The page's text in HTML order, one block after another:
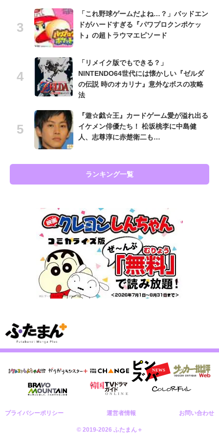
「これ野球ゲームだよね…？」バッドエン
ドがハードすぎる『パワプロクンポケッ
ト』の超トラウマエピソード
「リメイク版でもできる？」
NINTENDO64世代には懐かしい『ゼルダ
の伝説 時のオカリナ』意外なボスの攻略
法
『遊☆戯☆王』カードゲーム愛が溢れ出る
イケメン俳優たち！ 松坂桃李に中島健
人、志尊淳に赤楚衛二も…
ランキング一覧
プライバシーポリシー 運営者情報 お問い合わせ
© 2019-2026 ふたまん＋